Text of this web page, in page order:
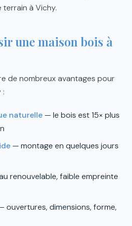
à Vichy.
une maison bois à
de nombreux avantages pour
:
naturelle— le bois est 15× plus
— montage en quelques jours
renouvelable, faible empreinte
ouvertures, dimensions, forme,